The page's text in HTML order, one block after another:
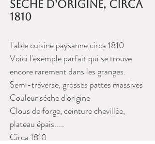
sèche d'origine, circa
1810
Table cuisine paysanne circa 1810
Voici l'exemple parfait qui se trouve
encore rarement dans les granges.
Semi-traverse, grosses pattes massives
Couleur sèche d'origine
Clous de forge, ceinture chevillée,
plateau épais.....
Circa 1810